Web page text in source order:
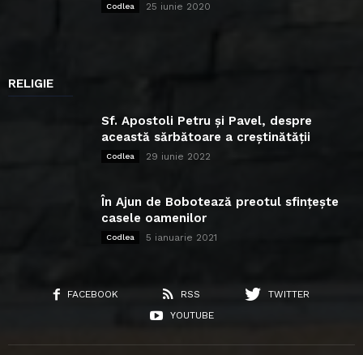
Codlea 25 iunie 2020
RELIGIE
Sf. Apostoli Petru și Pavel, despre
această sărbătoare a creștinătății
Codlea 29 iunie 2022
În Ajun de Bobotează preotul sfințește
casele oamenilor
Codlea 5 ianuarie 2021
FACEBOOK RSS
TWITTER
YOUTUBE